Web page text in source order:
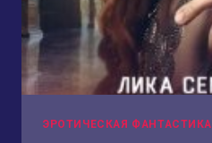
ЭРОТИЧЕСКАЯ ФАНТАСТИКА